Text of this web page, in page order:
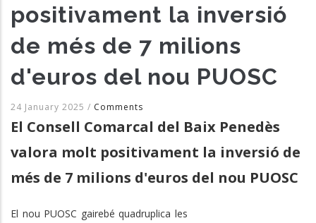
positivament la inversió
de més de 7 milions
d'euros del nou PUOSC
24 January 2025 / Comments
El Consell Comarcal del Baix Penedès
valora molt positivament la inversió de
més de 7 milions d'euros del nou PUOSC
El nou PUOSC gairebé quadruplica les